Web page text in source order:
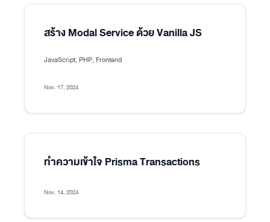
สร้าง Modal Service ด้วย Vanilla JS
JavaScript, PHP, Frontend
Nov. 17, 2024
ทำความเข้าใจ Prisma Transactions
Nov. 14, 2024